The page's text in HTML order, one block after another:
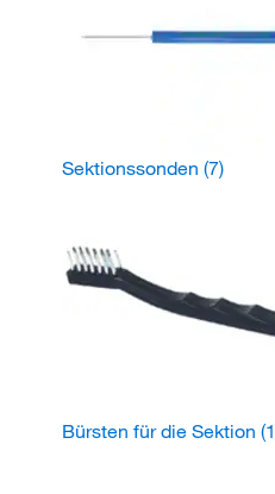
Sektionssonden (7)
Bürsten für die Sektion